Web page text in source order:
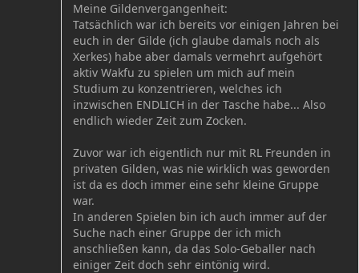
Meine Gildenvergangenheit:
Tatsächlich war ich bereits vor einigen Jahren bei
euch in der Gilde (ich glaube damals noch als
Xerkes) habe aber damals vermehrt aufgehört
aktiv Wakfu zu spielen um mich auf mein
Studium zu konzentrieren, welches ich
inzwischen ENDLICH in der Tasche habe... Also
endlich wieder Zeit zum Zocken.
Zuvor war ich eigentlich nur mit RL Freunden in
privaten Gilden, was nie wirklich was geworden
ist da es doch immer eine sehr kleine Gruppe
war.
In anderen Spielen bin ich auch immer auf der
Suche nach einer Gruppe der ich mich
anschließen kann, da das Solo-Geballer nach
einiger Zeit doch sehr eintönig wird.